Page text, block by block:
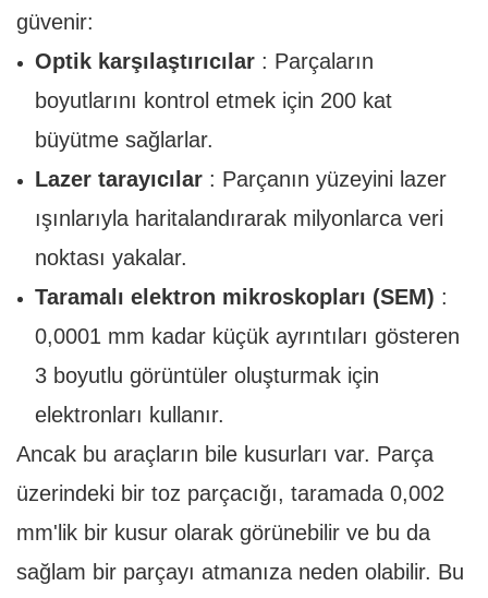
güvenir:
Optik karşılaştırıcılar: Parçaların
boyutlarını kontrol etmek için 200 kat
büyütme sağlarlar.
Lazer tarayıcılar: Parçanın yüzeyini lazer
ışınlarıyla haritalandırarak milyonlarca veri
noktası yakalar.
Taramalı elektron mikroskopları (SEM) :
0,0001 mm kadar küçük ayrıntıları gösteren
3 boyutlu görüntüler oluşturmak için
elektronları kullanır.
Ancak bu araçların bile kusurları var. Parça
üzerindeki bir toz parçacığı, taramada 0,002
mm'lik bir kusur olarak görünebilir ve bu da
sağlam bir parçayı atmanıza neden olabilir. Bu